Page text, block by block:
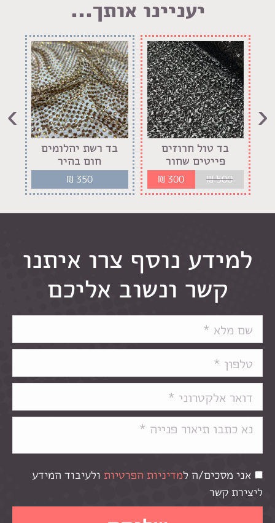
יעניינו אותך...
בד טול חרוזים
פייטים שחור
₪500
₪ 300
בד רשת יהלומים
חום בהיר
₪ 350
‹
›
למידע נוסף צרו איתנו
קשר ונשוב אליכם
אני מסכים/ה למדיניות הפרטיות ולעיבוד המידע
ליצירת קשר